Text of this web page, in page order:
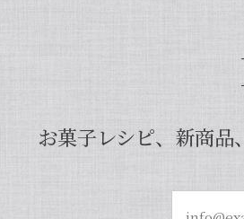
お菓子レシピ、新商品